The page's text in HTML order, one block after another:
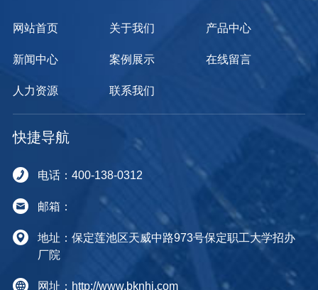
网站首页 关于我们 产品中心
新闻中心 案例展示 在线留言
人力资源 联系我们
快捷导航
电话：400-138-0312
邮箱：
地址：保定莲池区天威中路973号保定职工大学招办
厂院
网址：http://www.bknhj.com